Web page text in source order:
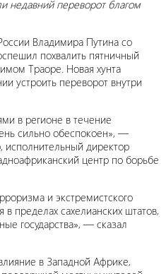
недавний переворот благом
Владимира Путина со
похвалить пятничный
Траоре. Новая хунта
устроить переворот внутри
в регионе в течение
сильно обеспокоен», —
директор
центр по борьбе
и экстремистского
пределах сахелианских штатов,
государства», — сказал
в Западной Африке,